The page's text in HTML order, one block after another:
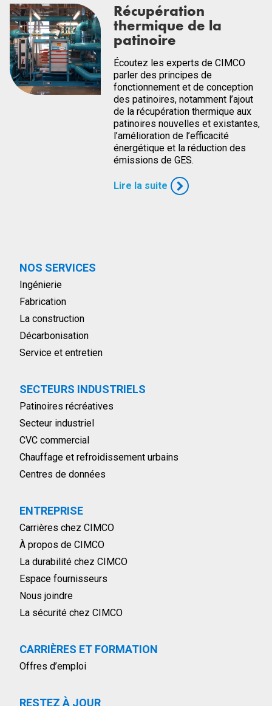
Récupération
thermique de la
patinoire
Écoutez les experts de CIMCO
parler des principes de
fonctionnement et de conception
des patinoires, notamment l’ajout
de la récupération thermique aux
patinoires nouvelles et existantes,
l’amélioration de l’efficacité
énergétique et la réduction des
émissions de GES.
Lire la suite
NOS SERVICES
Ingénierie
Fabrication
La construction
Décarbonisation
Service et entretien
SECTEURS INDUSTRIELS
Patinoires récréatives
Secteur industriel
CVC commercial
Chauffage et refroidissement urbains
Centres de données
ENTREPRISE
Carrières chez CIMCO
À propos de CIMCO
La durabilité chez CIMCO
Espace fournisseurs
Nous joindre
La sécurité chez CIMCO
CARRIÈRES ET FORMATION
Offres d’emploi
RESTEZ À JOUR